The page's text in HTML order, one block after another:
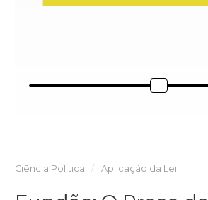
Ciência Política Aplicação da Lei